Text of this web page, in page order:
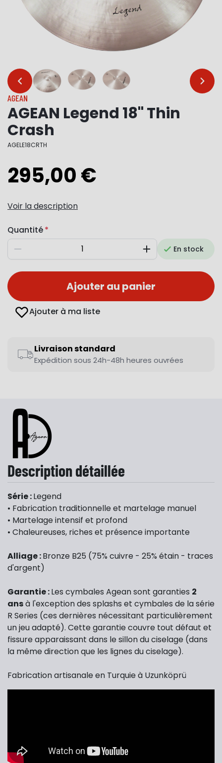
… …
AGEAN
AGEAN Legend 18" Thin
Crash
AGELE18CRTH
295,00 €
Voir la description
Quantité
Diminuer AugmenterEn stock
Ajouter au panier
Ajouter à ma liste
Livraison standard
Expédition sous 24h-48h heures ouvrées
Description détaillée
Série :Legend
• Fabrication traditionnelle et martelage manuel
• Martelage intensif et profond
• Chaleureuses, riches et présence importante
Alliage :Bronze B25 (75% cuivre - 25% étain - traces
d'argent)
Garantie :Les cymbales Agean sont garanties 2
ansà l'exception des splashs et cymbales de la série
R Series (ces dernières nécessitant particulièrement
un jeu adapté). Cette garantie couvre tout défaut et
fissure apparaissant dans le sillon du ciselage (dans
la même direction que les lignes du ciselage).
Fabrication artisanale en Turquie à Uzunköprü